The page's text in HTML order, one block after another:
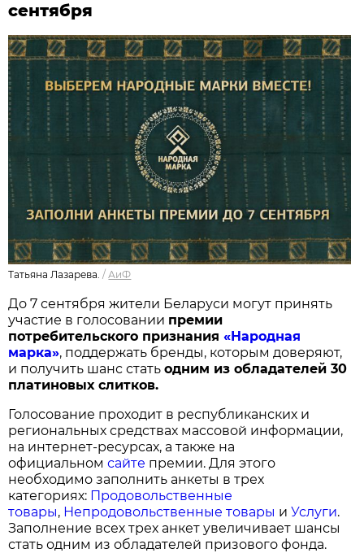
сентября
Татьяна Лазарева. / АиФ
До 7 сентября жители Беларуси могут принять
участие в голосовании премии
потребительского признания«Народная
марка», поддержать бренды, которым доверяют,
и получить шанс статьодним из обладателей 30
платиновых слитков.
Голосование проходит в республиканских и
региональных средствах массовой информации,
на интернет-ресурсах, а также на
официальномсайте премии. Для этого
необходимо заполнить анкеты в трех
категориях: Продовольственные
товары, Непродовольственные товары иУслуги.
Заполнение всех трех анкет увеличивает шансы
стать одним из обладателей призового фонда.